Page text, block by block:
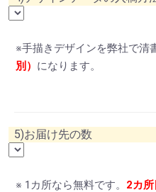
※手描きデザインを弊社で清
別） になります。
5)お届け先の数
※ 1カ所なら無料です。 2カ